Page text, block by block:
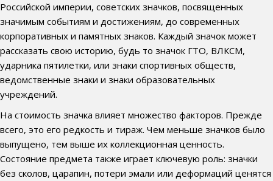
Российской империи, советских значков, посвященных
значимым событиям и достижениям, до современных
корпоративных и памятных знаков. Каждый значок может
рассказать свою историю, будь то значок ГТО, ВЛКСМ,
ударника пятилетки, или знаки спортивных обществ,
ведомственные знаки и знаки образовательных
учреждений.
На стоимость значка влияет множество факторов. Прежде
всего, это его редкость и тираж. Чем меньше значков было
выпущено, тем выше их коллекционная ценность.
Состояние предмета также играет ключевую роль: значки
без сколов, царапин, потери эмали или деформаций ценятся